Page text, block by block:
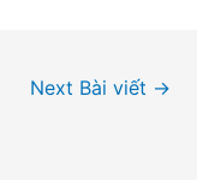
Next Bài viết →